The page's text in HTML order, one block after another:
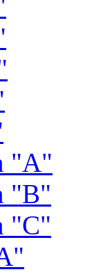
"A"
"B"
"C"